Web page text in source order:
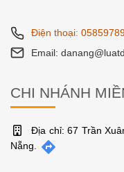
Điện thoại:
Email:
CHI NHÁNH
Địa chỉ: 67 Trần
Nẵng.